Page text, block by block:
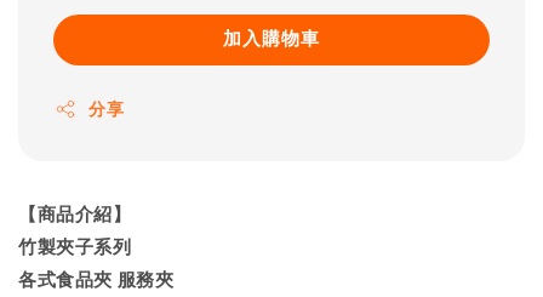
加入購物車
分享
【商品介紹】
竹製夾子系列
各式食品夾 服務夾